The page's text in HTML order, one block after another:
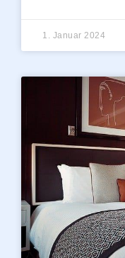
1. Januar 2024